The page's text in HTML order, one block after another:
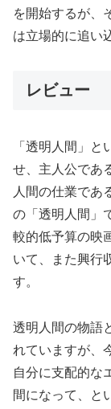
を開始するが、
は立場的に追い
レビュー
「透明人間」
せ、主人公であ
人間の仕業であ
の「透明人間」
較的低予算の映
いて、また興行
す。
透明人間の物語
れていますが、
自分に支配的な
間になって、と